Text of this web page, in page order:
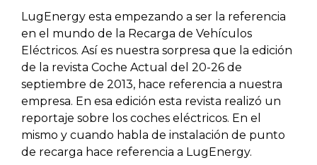
LugEnergy esta empezando a ser la referencia
en el mundo de la Recarga de Vehículos
Eléctricos. Así es nuestra sorpresa que la edición
de la revista Coche Actual del 20-26 de
septiembre de 2013, hace referencia a nuestra
empresa. En esa edición esta revista realizó un
reportaje sobre los coches eléctricos. En el
mismo y cuando habla de instalación de punto
de recarga hace referencia a LugEnergy.